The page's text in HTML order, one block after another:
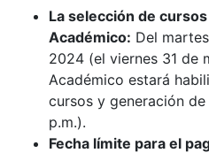
La selección de
Académico: Del
2024 (el viernes 31 de
Académico estará
cursos y generación
p.m.).
Fecha límite para el